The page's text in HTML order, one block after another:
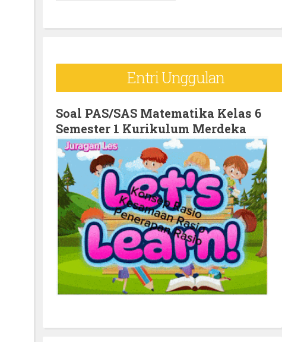
e
f
o
r
:
Entri Unggulan
Soal PAS/SAS Matematika Kelas 6
Semester 1 Kurikulum Merdeka